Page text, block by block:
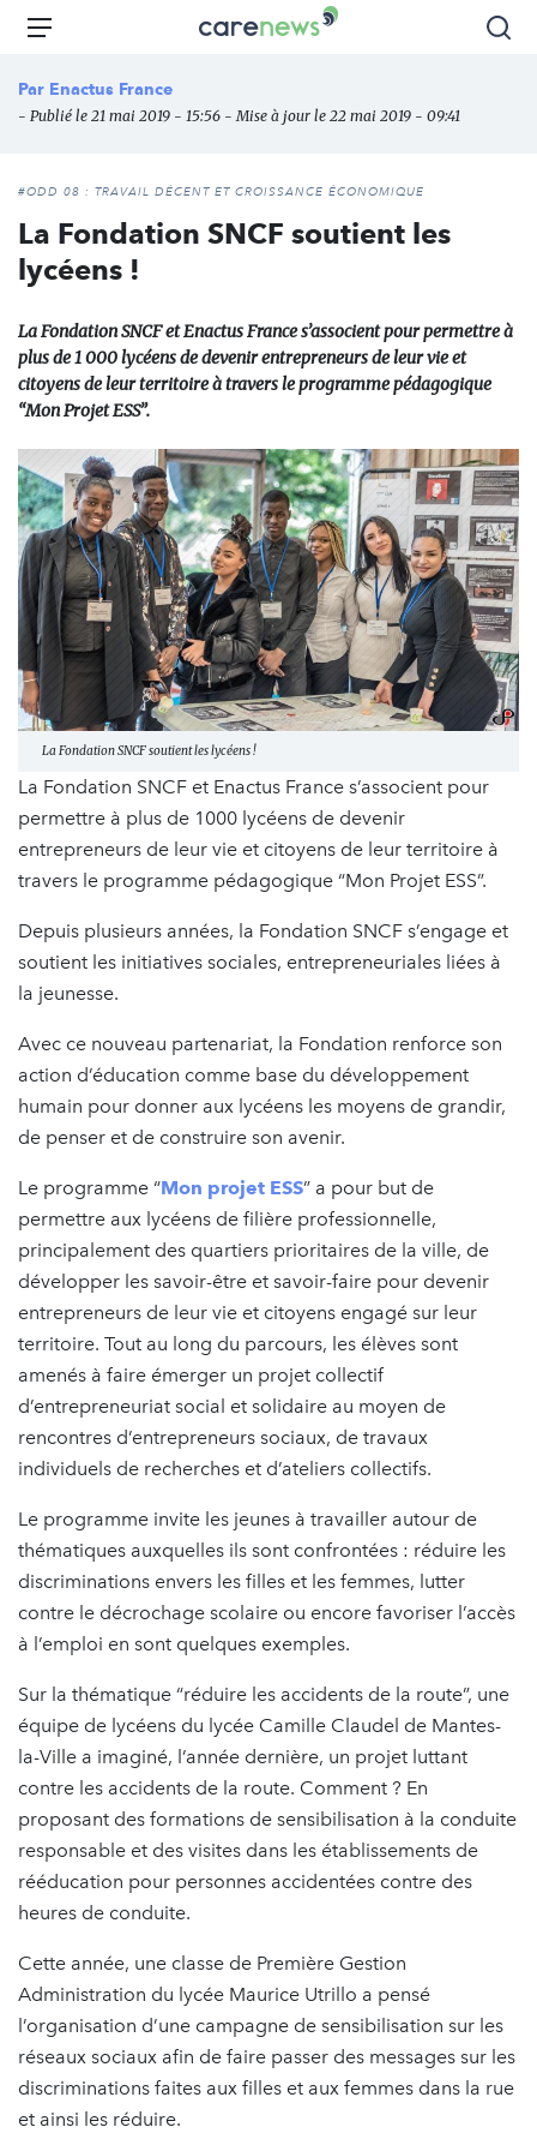
Aller
principal
Carenews,
des
l'engagement
Menu
Par Enactus France
- Publié le 21 mai 2019 - 15:56 - Mise à jour le 22 mai 2019 - 09:41
#ODD 08 : TRAVAIL DÉCENT ET CROISSANCE ÉCONOMIQUE
La Fondation SNCF soutient les
lycéens !
La Fondation SNCF et Enactus France s’associent pour permettre à
plus de 1 000 lycéens de devenir entrepreneurs de leur vie et
citoyens de leur territoire à travers le programme pédagogique
“Mon Projet ESS”.
La Fondation SNCF soutient les lycéens !
La Fondation SNCF et Enactus France s’associent pour
permettre à plus de 1000 lycéens de devenir
entrepreneurs de leur vie et citoyens de leur territoire à
travers le programme pédagogique “Mon Projet ESS”.
Depuis plusieurs années, la Fondation SNCF s’engage et
soutient les initiatives sociales, entrepreneuriales liées à
la jeunesse.
Avec ce nouveau partenariat, la Fondation renforce son
action d’éducation comme base du développement
humain pour donner aux lycéens les moyens de grandir,
de penser et de construire son avenir.
Le programme “Mon projet ESS” a pour but de
permettre aux lycéens de filière professionnelle,
principalement des quartiers prioritaires de la ville, de
développer les savoir-être et savoir-faire pour devenir
entrepreneurs de leur vie et citoyens engagé sur leur
territoire. Tout au long du parcours, les élèves sont
amenés à faire émerger un projet collectif
d’entrepreneuriat social et solidaire au moyen de
rencontres d’entrepreneurs sociaux, de travaux
individuels de recherches et d’ateliers collectifs.
Le programme invite les jeunes à travailler autour de
thématiques auxquelles ils sont confrontées : réduire les
discriminations envers les filles et les femmes, lutter
contre le décrochage scolaire ou encore favoriser l’accès
à l’emploi en sont quelques exemples.
Sur la thématique “réduire les accidents de la route”, une
équipe de lycéens du lycée Camille Claudel de Mantes-
la-Ville a imaginé, l’année dernière, un projet luttant
contre les accidents de la route. Comment ? En
proposant des formations de sensibilisation à la conduite
responsable et des visites dans les établissements de
rééducation pour personnes accidentées contre des
heures de conduite.
Cette année, une classe de Première Gestion
Administration du lycée Maurice Utrillo a pensé
l’organisation d’une campagne de sensibilisation sur les
réseaux sociaux afin de faire passer des messages sur les
discriminations faites aux filles et aux femmes dans la rue
et ainsi les réduire.